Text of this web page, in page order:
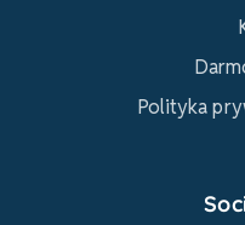
Polityka